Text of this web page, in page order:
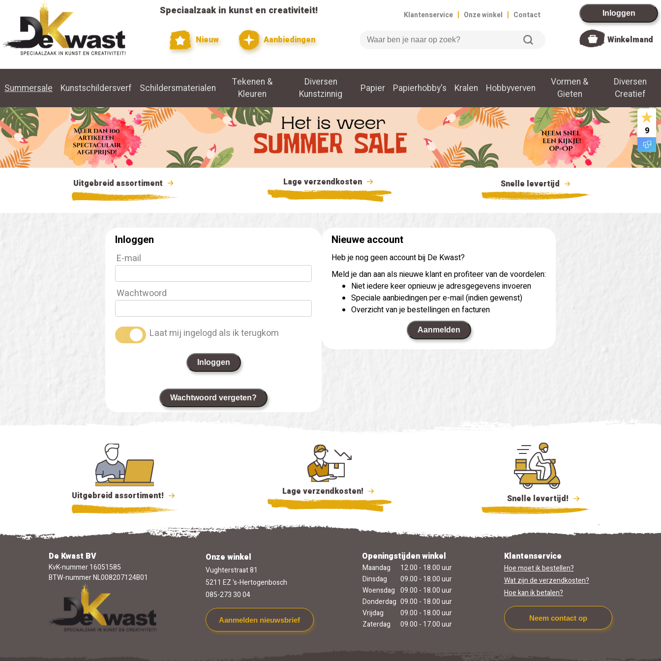
Speciaalzaak in kunst en creativiteit!
Nieuw Aanbiedingen
Klantenservice | Onze winkel | Contact
Zoeken
Inloggen
Winkelmand
Summersale Kunstschildersverf Schildersmaterialen
Tekenen &
Kleuren
Diversen
Kunstzinnig
Papier Papierhobby's Kralen Hobbyverven
Vormen &
Gieten
Diversen
Creatief
Uitgebreid assortiment Lage verzendkosten Snelle levertijd
9
Inloggen
E-mail
Wachtwoord
Laat mij ingelogd als ik terugkom
Inloggen
Wachtwoord vergeten?
Nieuwe account
Heb je nog geen account bij De Kwast?
Meld je dan aan als nieuwe klant en profiteer van de voordelen:
Niet iedere keer opnieuw je adresgegevens invoeren
Speciale aanbiedingen per e-mail (indien gewenst)
Overzicht van je bestellingen en facturen
Aanmelden
Uitgebreid assortiment! Lage verzendkosten!
Snelle levertijd!
De Kwast BV
KvK-nummer 16051585
BTW-nummer NL008207124B01
Onze winkel
Vughterstraat 81
5211 EZ 's-Hertogenbosch
085-273 30 04
Aanmelden nieuwsbrief
Openingstijden winkel
Maandag
12.00 - 18.00 uur
Dinsdag
09.00 - 18.00 uur
Woensdag 09.00 - 18.00 uur
Donderdag 09.00 - 18.00 uur
Vrijdag
09.00 - 18.00 uur
Zaterdag
09.00 - 17.00 uur
Klantenservice
Hoe moet ik bestellen?
Wat zijn de verzendkosten?
Hoe kan ik betalen?
Neem contact op